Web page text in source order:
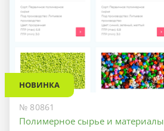
НОВИНКА
№ 80861
Полимерное сырье и материалы